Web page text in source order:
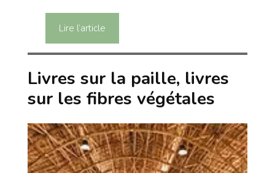
Lire l’article
Livres sur la paille, livres
sur les fibres végétales